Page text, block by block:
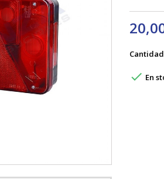
Cantidad
 En